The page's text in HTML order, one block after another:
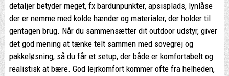
detaljer betyder meget, fx bardunpunkter, apsisplads, lynlåse
der er nemme med kolde hænder og materialer, der holder til
gentagen brug. Når du sammensætter dit outdoor udstyr, giver
det god mening at tænke telt sammen med sovegrej og
pakkeløsning, så du får et setup, der både er komfortabelt og
realistisk at bære. God lejrkomfort kommer ofte fra helheden,